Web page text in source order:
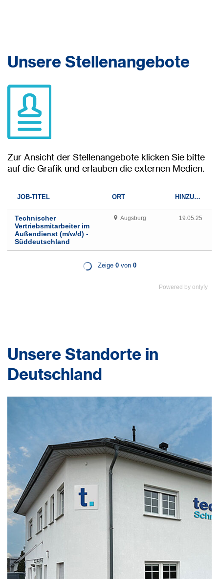
Unsere Stellenangebote
Zur Ansicht der Stellenangebote klicken Sie bitte
auf die Grafik und erlauben die externen Medien.
Powered by onlyfy
Unsere Standorte in
Deutschland